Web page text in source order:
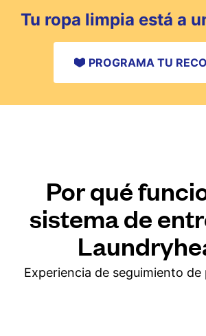
Tu ropa limpia está a
PROGRAMA TU
Por qué
sistema de
Experiencia de seguimiento